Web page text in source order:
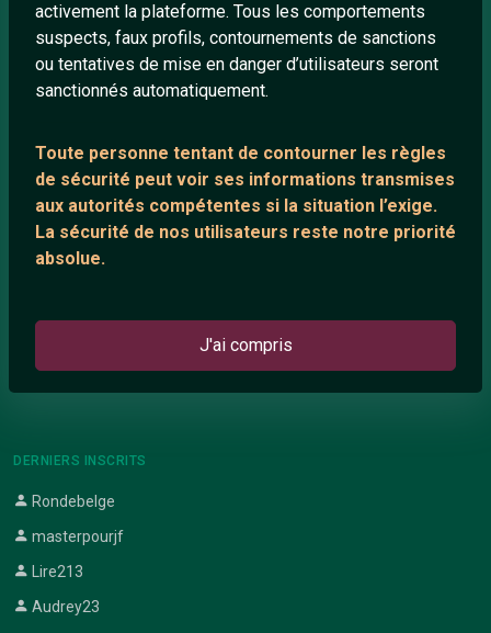
activement la plateforme. Tous les comportements
suspects, faux profils, contournements de sanctions
ou tentatives de mise en danger d’utilisateurs seront
sanctionnés automatiquement.
Toute personne tentant de contourner les règles
de sécurité peut voir ses informations transmises
aux autorités compétentes si la situation l’exige.
La sécurité de nos utilisateurs reste notre priorité
absolue.
J'ai compris
Nous contacter
ANNEXE
Support IRC
ARTICLES RÉCENTS
Témoignage de nathanaelle
DERNIERS INSCRITS
Rondebelge
masterpourjf
Lire213
Audrey23